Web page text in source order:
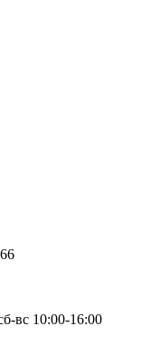
вс 10:00-16:00